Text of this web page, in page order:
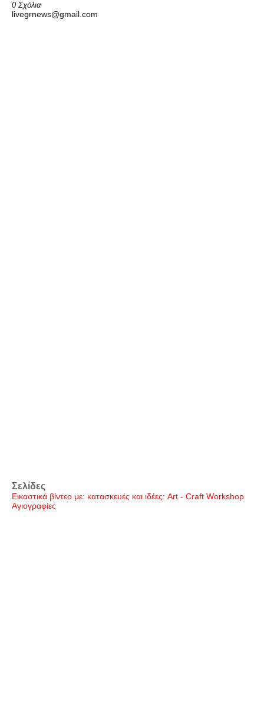
0 Σχόλια
livegrnews@gmail.com
Σελίδες
Εικαστικά βίντεο με: κατασκευές και ιδέες: Art - Craft Workshop
Αγιογραφίες